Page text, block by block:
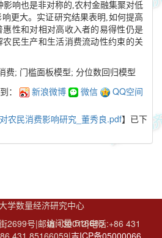
影响也是非对称的,农村金融集聚对低
更大。实证研究结果表明,如何提高
性和对相对高收入者的易得性仍是
民生产和生活消费流动性约束的关
费; 门槛面板模型; 分位数回归模型
： 新浪微博 微信 QQ空间
农民消费影响研究_董秀良.pdf】已下
学数量经济研究中心
2699号|邮编:130012|电话:+86 431
访问量:516685